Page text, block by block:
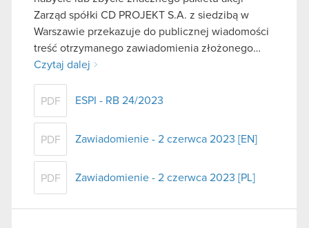
Zarząd spółki CD PROJEKT S.A. z siedzibą w
Warszawie przekazuje do publicznej wiadomości
treść otrzymanego zawiadomienia złożonego…
Czytaj dalej
PDF ESPI - RB 24/2023
PDF Zawiadomienie - 2 czerwca 2023 [EN]
PDF Zawiadomienie - 2 czerwca 2023 [PL]